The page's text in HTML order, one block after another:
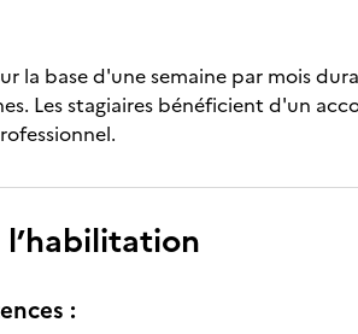
la base d'une semaine par mois
Les stagiaires bénéficient d'un
: